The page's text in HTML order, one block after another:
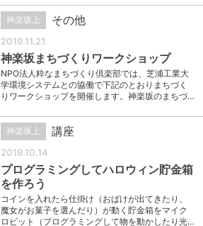
神楽坂上 その他
2019.11.21
神楽坂まちづくりワークショップ
NPO法人粋なまちづくり倶楽部では、芝浦工業大
学環境システムとの協働で下記のとおりまちづく
りワークショップを開催します。神楽坂のまちづ…
神楽坂上 講座
2019.10.14
プログラミングしてハロウィン貯金箱
を作ろう
コインを入れたら仕掛け（おばけが出てきたり、
魔女がお菓子を選んだり）が動く貯金箱をマイク
ロビット（プログラミングして物を動かしたり光…